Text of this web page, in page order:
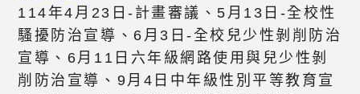
114年4月23日-計畫審議、5月13日-全校性
騷擾防治宣導、6月3日-全校兒少性剝削防治
宣導、6月11日六年級網路使用與兒少性剝
削防治宣導、9月4日中年級性別平等教育宣